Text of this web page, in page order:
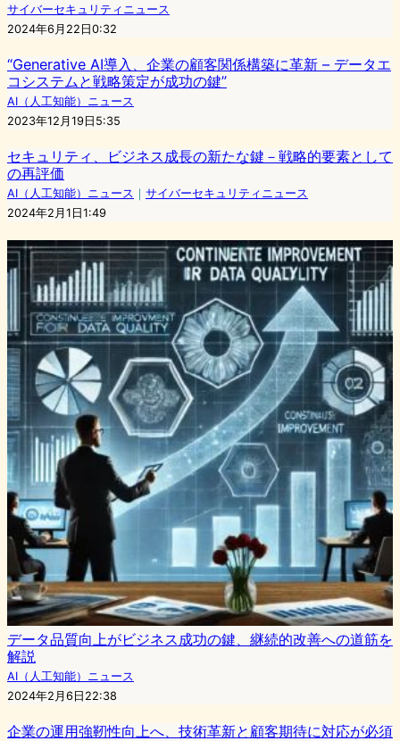
サイバーセキュリティニュース
2024年6月22日0:32
“Generative AI導入、企業の顧客関係構築に革新 – データエ
コシステムと戦略策定が成功の鍵”
AI（人工知能）ニュース
2023年12月19日5:35
セキュリティ、ビジネス成長の新たな鍵－戦略的要素として
の再評価
AI（人工知能）ニュース ｜ サイバーセキュリティニュース
2024年2月1日1:49
データ品質向上がビジネス成功の鍵、継続的改善への道筋を
解説
AI（人工知能）ニュース
2024年2月6日22:38
企業の運用強靭性向上へ、技術革新と顧客期待に対応が必須